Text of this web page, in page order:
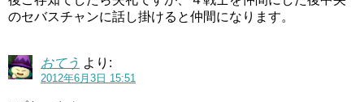
のセバスチャンに話し掛けると仲間になります。
おてう より:
2012年6月3日 15:51